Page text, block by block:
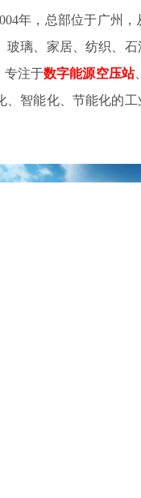
年，总部位于广州
璃、家居、纺织、
专注于数字能源空压站
智能化、节能化的